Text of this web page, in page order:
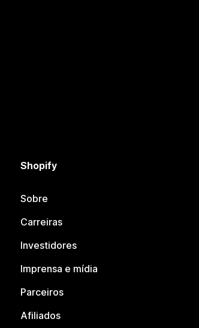
Shopify
Sobre
Carreiras
Investidores
Imprensa e mídia
Parceiros
Afiliados